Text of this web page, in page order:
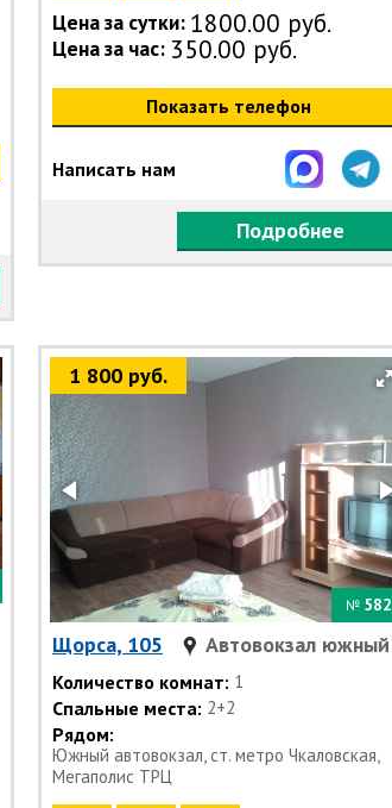
Цена за сутки: 1800.00 руб.
Цена за час: 350.00 руб.
Показать телефон
Написать нам
Подробнее
1 800 руб.
№ 582
Щорса, 105 Автовокзал южный
Количество комнат: 1
Спальные места: 2+2
Рядом:
Южный автовокзал, ст. метро Чкаловская,
Мегаполис ТРЦ